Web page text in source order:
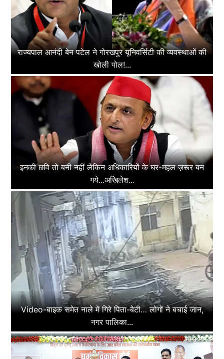
राज्यपाल आनंदी बेन पटेल ने गोरखपुर यूनिवर्सिटी की व्यवस्थाओं की
खोली पोल!...
इनकी छवि तो बनी नहीं लेकिन अधिकारियों के घर-महल ज़रूर बन
गये...अखिलेश...
Video-बाइक समेत नाले में गिरे पिता-बेटी… लोगों ने बचाई जान,
नगर पालिका...